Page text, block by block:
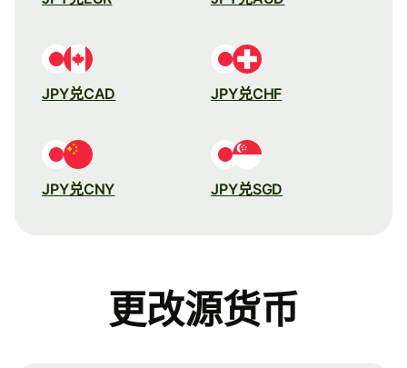
JPY兑CAD JPY兑CHF
JPY兑CNY JPY兑SGD
更改源货币